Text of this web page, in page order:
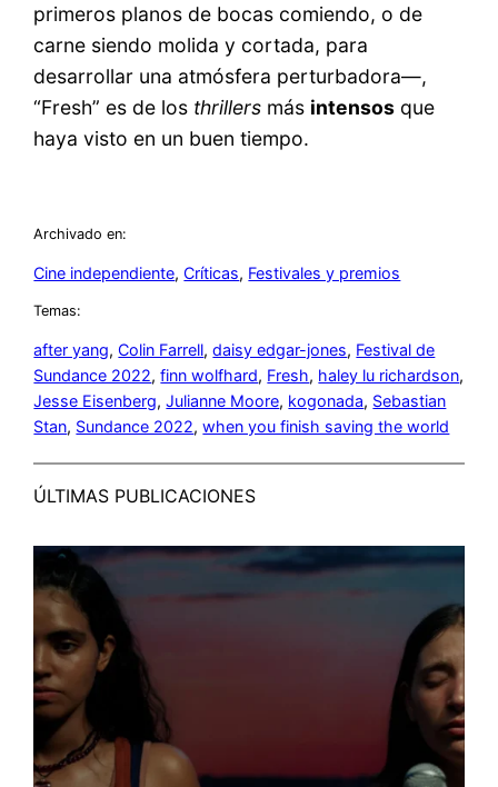
primeros planos de bocas comiendo, o de
carne siendo molida y cortada, para
desarrollar una atmósfera perturbadora—,
“Fresh” es de los thrillers más intensos que
haya visto en un buen tiempo.
Archivado en:
Cine independiente, Críticas, Festivales y premios
Temas:
after yang, Colin Farrell, daisy edgar-jones, Festival de
Sundance 2022, finn wolfhard, Fresh, haley lu richardson
Jesse Eisenberg, Julianne Moore, kogonada, Sebastian
Stan, Sundance 2022, when you finish saving the world
ÚLTIMAS PUBLICACIONES